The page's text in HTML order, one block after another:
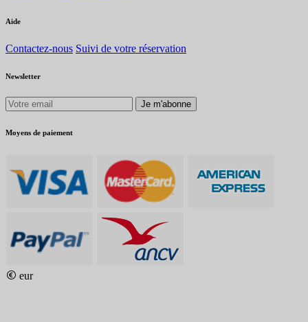
Aide
Contactez-nous Suivi de votre réservation
Newsletter
Je m'abonne
Moyens de paiement
eur